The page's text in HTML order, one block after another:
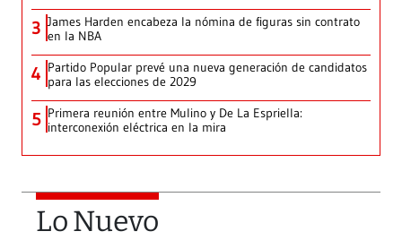
3 James Harden encabeza la nómina de figuras sin contrato
en la NBA
4 Partido Popular prevé una nueva generación de candidatos
para las elecciones de 2029
5 Primera reunión entre Mulino y De La Espriella:
interconexión eléctrica en la mira
Lo Nuevo